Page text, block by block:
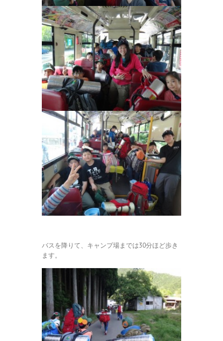
バスを降りて、キャンプ場までは30分ほど歩き
ます。